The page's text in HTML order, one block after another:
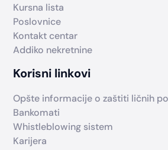
Kursna lista
Poslovnice
Kontakt centar
Addiko nekretnine
Korisni linkovi
Opšte informacije o zaštiti ličnih
Bankomati
Whistleblowing sistem
Karijera